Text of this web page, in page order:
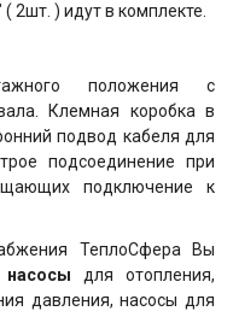
2шт. ) идут в комплекте.
положения с
Клемная коробка в
подвод кабеля для
подсоединение при
подключение к
ТеплоСфера Вы
насосы для отопления,
давления, насосы для